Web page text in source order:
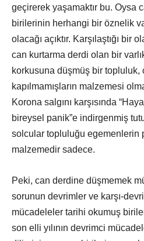
geçirerek yaşamaktır bu. Oysa
birilerinin herhangi bir öznelik
olacağı açıktır. Karşılaştığı bir
can kurtarma derdi olan bir
korkusuna düşmüş bir topluluk,
kapılmamışların malzemesi
Korona salgını karşısında
bireysel panik”e indirgenmiş
solcular topluluğu egemenlerin
malzemedir sadece.
Peki, can derdine düşmemek
sorunun devrimler ve karşı-
mücadeleler tarihi okumuş
son elli yılının devrimci